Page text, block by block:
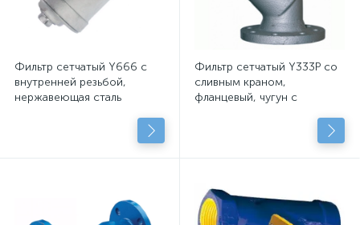
Фильтр сетчатый Y666 с
внутренней резьбой,
нержавеющая сталь
Фильтр сетчатый Y333P со
сливным краном,
фланцевый, чугун с